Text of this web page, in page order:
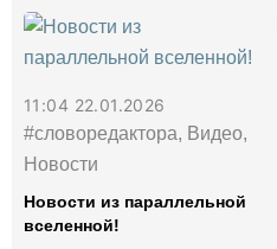
11:04 22.01.2026
#словоредактора, Видео,
Новости
Новости из параллельной
вселенной!